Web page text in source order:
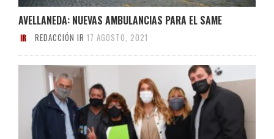
AVELLANEDA: NUEVAS AMBULANCIAS PARA EL SAME
REDACCIÓN IR 17 AGOSTO, 2021